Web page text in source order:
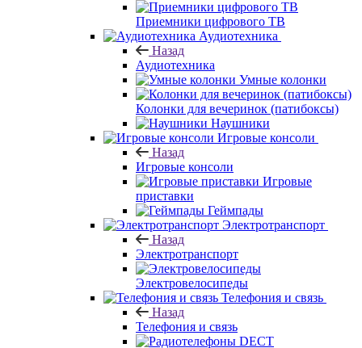
Приемники цифрового ТВ
Аудиотехника
Назад
Аудиотехника
Умные колонки
Колонки для вечеринок (патибоксы)
Наушники
Игровые консоли
Назад
Игровые консоли
Игровые
приставки
Геймпады
Электротранспорт
Назад
Электротранспорт
Электровелосипеды
Телефония и связь
Назад
Телефония и связь